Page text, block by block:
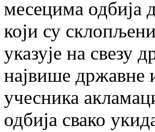
месецима одбија
који су
указује на свезу
највише државне
учесника
одбија свако